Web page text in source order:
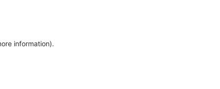
information).